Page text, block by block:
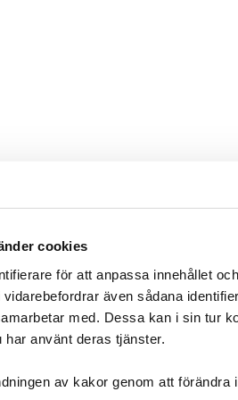
cookies
för att anpassa innehållet
även sådana
med. Dessa kan i sin tur
använt deras tjänster.
av kakor genom att